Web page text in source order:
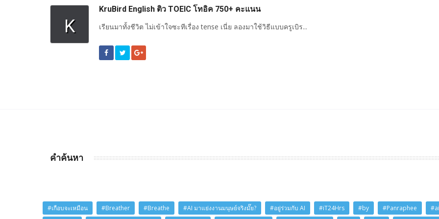
K
KruBird English ติว TOEIC โทอิค 750+ คะแนน
เรียนมาทั้งชีวิต ไม่เข้าใจซะทีเรื่อง tense เนี่ย ลองมาใช้วิธีแบบครูเบิร...
คำค้นหา
#เกือบจะเหมือน #Breather #Breathe #AI มาแย่งงานมนุษย์จริงมั๊ย? #อยู่ร่วมกับ AI #iT24Hrs #by #Panraphee #ai